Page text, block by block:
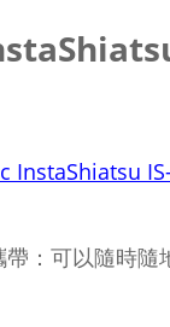
InstaShiatsu
：可以隨時隨